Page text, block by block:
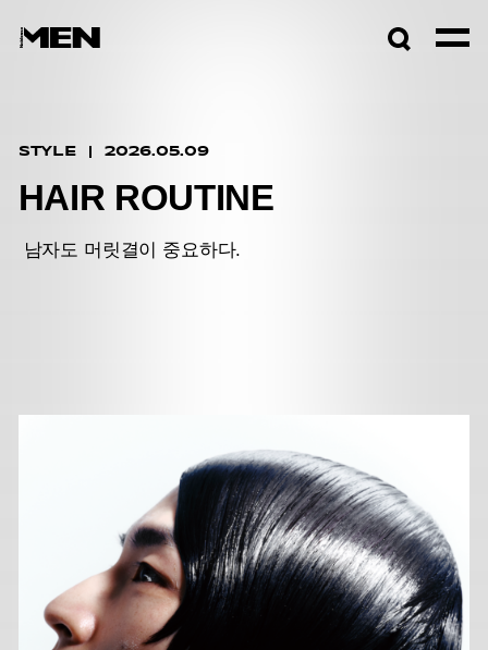
STYLE 2026.05.09
HAIR ROUTINE
남자도 머릿결이 중요하다.